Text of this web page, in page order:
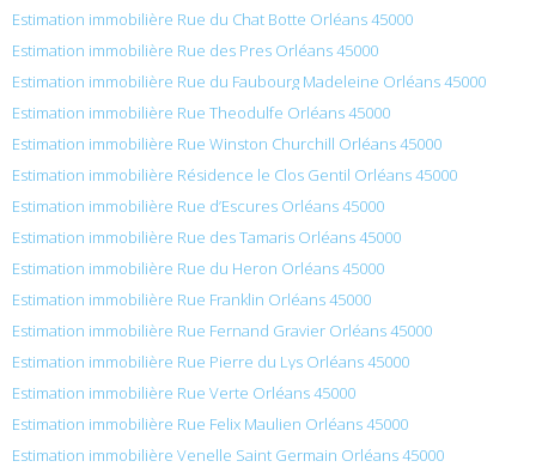
Estimation immobilière Rue du Chat Botte Orléans 45000
Estimation immobilière Rue des Pres Orléans 45000
Estimation immobilière Rue du Faubourg Madeleine Orléans 45000
Estimation immobilière Rue Theodulfe Orléans 45000
Estimation immobilière Rue Winston Churchill Orléans 45000
Estimation immobilière Résidence le Clos Gentil Orléans 45000
Estimation immobilière Rue d’Escures Orléans 45000
Estimation immobilière Rue des Tamaris Orléans 45000
Estimation immobilière Rue du Heron Orléans 45000
Estimation immobilière Rue Franklin Orléans 45000
Estimation immobilière Rue Fernand Gravier Orléans 45000
Estimation immobilière Rue Pierre du Lys Orléans 45000
Estimation immobilière Rue Verte Orléans 45000
Estimation immobilière Rue Felix Maulien Orléans 45000
Estimation immobilière Venelle Saint Germain Orléans 45000